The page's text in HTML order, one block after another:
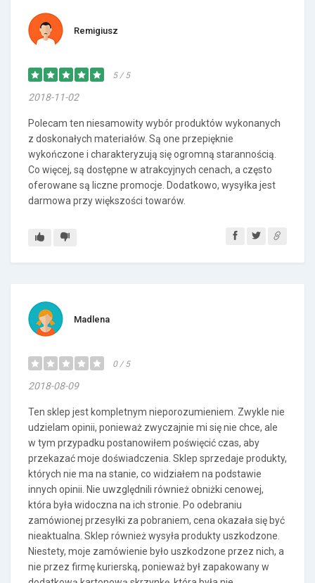
Remigiusz
5 / 5
2018-11-02
Polecam ten niesamowity wybór produktów wykonanych
z doskonałych materiałów. Są one przepięknie
wykończone i charakteryzują się ogromną starannością.
Co więcej, są dostępne w atrakcyjnych cenach, a często
oferowane są liczne promocje. Dodatkowo, wysyłka jest
darmowa przy większości towarów.
Madlena
0 / 5
2018-08-09
Ten sklep jest kompletnym nieporozumieniem. Zwykle nie
udzielam opinii, ponieważ zwyczajnie mi się nie chce, ale
w tym przypadku postanowiłem poświęcić czas, aby
przekazać moje doświadczenia. Sklep sprzedaje produkty,
których nie ma na stanie, co widziałem na podstawie
innych opinii. Nie uwzględnili również obniżki cenowej,
która była widoczna na ich stronie. Po odebraniu
zamówionej przesyłki za pobraniem, cena okazała się być
nieaktualna. Sklep również wysyła produkty uszkodzone.
Niestety, moje zamówienie było uszkodzone przez nich, a
nie przez firmę kurierską, ponieważ był zapakowany w